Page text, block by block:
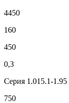
4450
160
450
0,3
Серия 1.015.1-1.95
750